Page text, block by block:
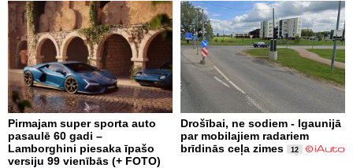
Pirmajam super sporta auto
pasaulē 60 gadi –
Lamborghini piesaka īpašo
versiju 99 vienībās (+ FOTO)
Drošībai, ne sodiem - Igaunijā
par mobilajiem radariem
brīdinās ceļa zimes
12